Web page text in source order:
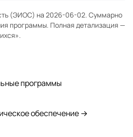
(ЭИОС) на 2026-06-02. Суммарно
программы. Полная детализация —
.
программы
обеспечение →